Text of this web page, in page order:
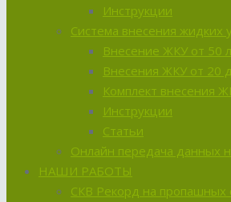
Инструкции
Система внесения жидких
Внесение ЖКУ от 50
Внесения ЖКУ от 20
Комплект внесения
Инструкции
Статьи
Онлайн передача данных
НАШИ РАБОТЫ
СКВ Рекорд на пропашных